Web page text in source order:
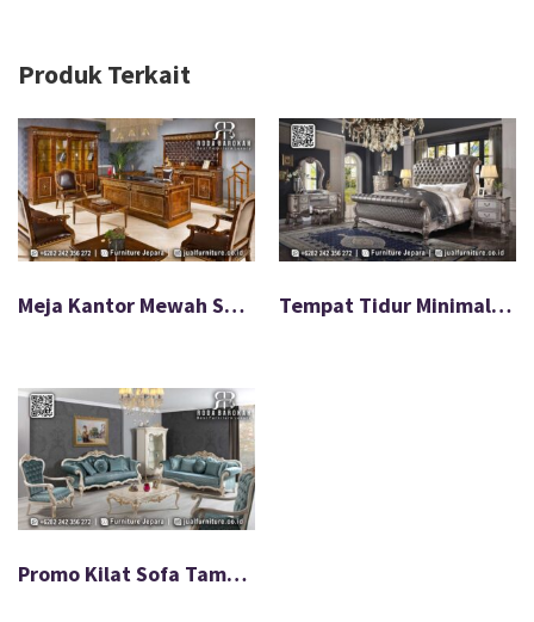
Produk Terkait
Meja Kantor Mewah Sovrano Kerajinan Jepara FS1429 Tempat Tidur Minimalis Modern Bahan Premium FS-576
Promo Kilat Sofa Tamu Queen Bahan Berkualitas Mewah FS-580